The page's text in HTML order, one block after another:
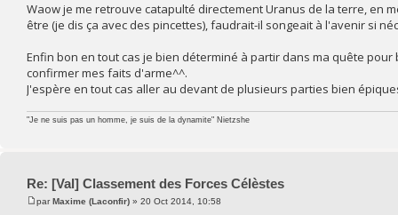
Waow je me retrouve catapulté directement Uranus de la terre, en
être (je dis ça avec des pincettes), faudrait-il songeait à l'avenir si
Enfin bon en tout cas je bien déterminé à partir dans ma quête
confirmer mes faits d'arme^^.
J'espère en tout cas aller au devant de plusieurs parties bien
"Je ne suis pas un homme, je suis de la dynamite" Nietzshe
Re: [Val] Classement des Forces Célèstes
parMaxime (Laconfir) » 20 Oct 2014, 10:58